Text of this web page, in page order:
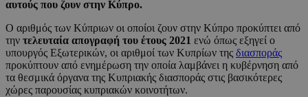
αυτούς που ζουν στην Κύπρο.
Ο αριθμός των Κύπριων οι οποίοι ζουν στην Κύπρο προκύπτει από
την τελευταία απογραφή του έτους 2021 ενώ όπως εξηγεί ο
υπουργός Εξωτερικών, οι αριθμοί των Κυπρίων της διασποράς
προκύπτουν από ενημέρωση την οποία λαμβάνει η κυβέρνηση από
τα θεσμικά όργανα της Κυπριακής διασποράς στις βασικότερες
χώρες παρουσίας κυπριακών κοινοτήτων.